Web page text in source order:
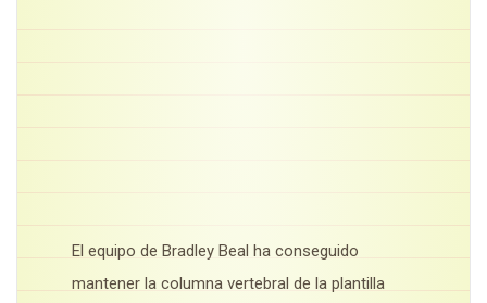
El equipo de Bradley Beal ha conseguido
mantener la columna vertebral de la plantilla